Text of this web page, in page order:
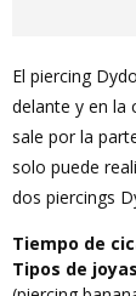
El piercing
delante y en la
sale por la
solo puede
dos piercings
Tiempo de
Tipos de